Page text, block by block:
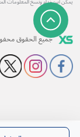
يمكن استخدام ونسخ المعلومات
جميع الحقوق محفوظة